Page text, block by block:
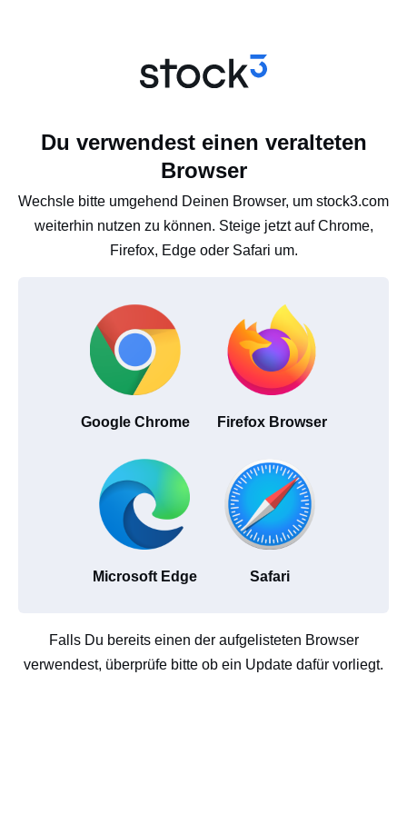
Du verwendest einen veralteten
Browser
Wechsle bitte umgehend Deinen Browser, um stock3.com
weiterhin nutzen zu können. Steige jetzt auf Chrome,
Firefox, Edge oder Safari um.
Google Chrome Firefox Browser
Microsoft Edge Safari
Falls Du bereits einen der aufgelisteten Browser
verwendest, überprüfe bitte ob ein Update dafür vorliegt.